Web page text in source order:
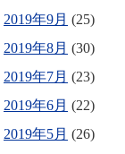
2019年9月 (25)
2019年8月 (30)
2019年7月 (23)
2019年6月 (22)
2019年5月 (26)